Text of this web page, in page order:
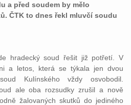
a před soudem by mělo
ČTK to dnes řekl mluvčí soudu
hradecký soud řešit již potřetí. V
a letos, která se týkala jen dvou
Kulínského vždy osvobodil.
ale oba rozsudky zrušil a nově
žalovaných skutků do jediného